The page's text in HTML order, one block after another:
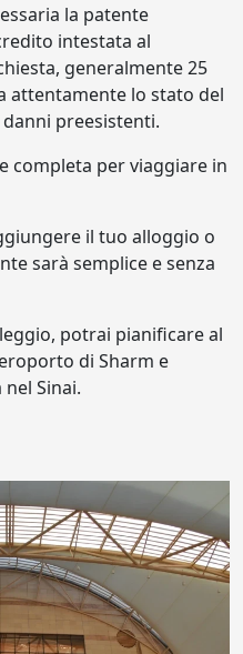
la patente
intestata al
generalmente 25
attentamente lo stato del
preesistenti.
completa per viaggiare in
il tuo alloggio o
sarà semplice e senza
potrai pianificare al
di Sharm e
Sinai.